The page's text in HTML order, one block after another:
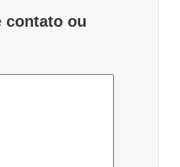
contato ou